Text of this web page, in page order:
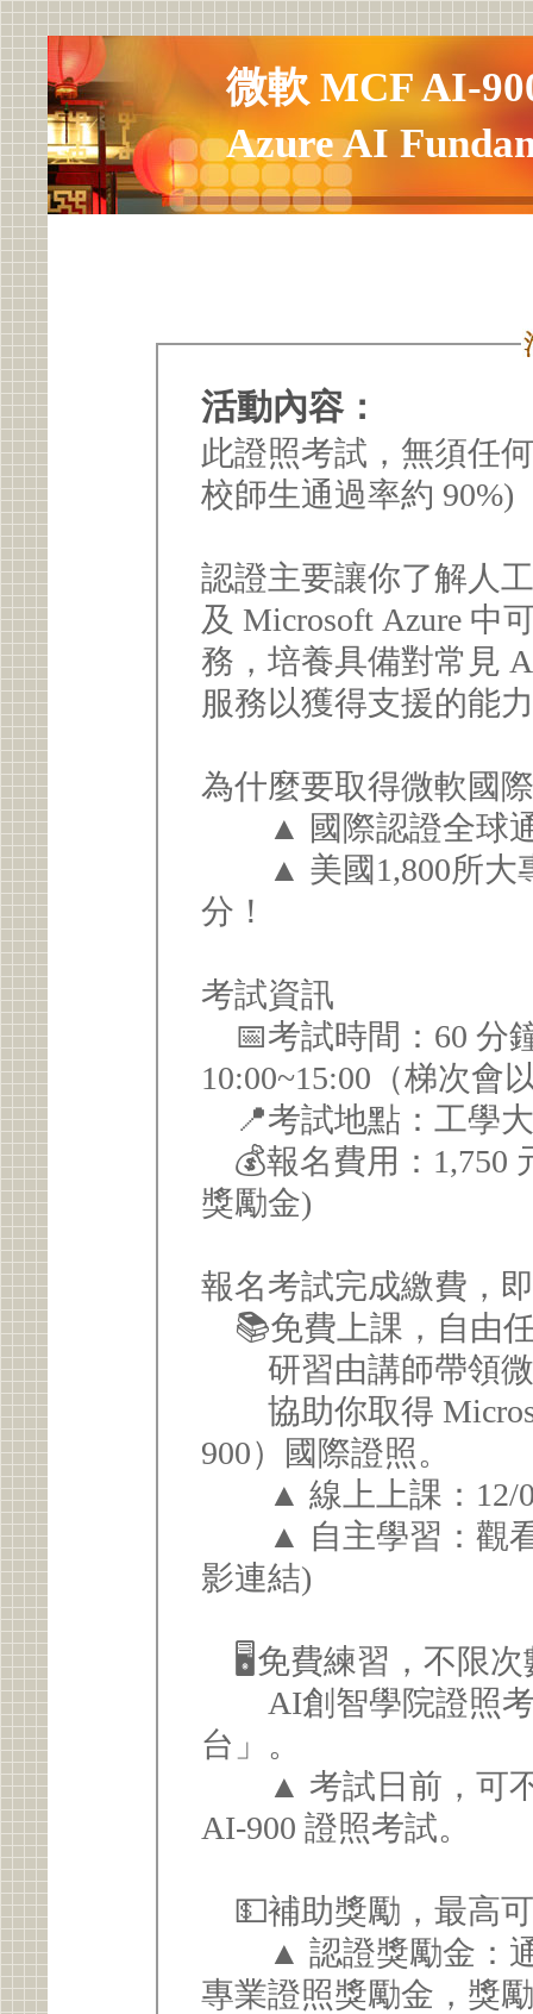
微軟 MCF AI-
Azure AI
活動內容：
此證照考試，無須任
校師生通過率約 90%)
認證主要讓你了解人
及 Microsoft Azure 中
務，培養具備對常見
服務以獲得支援的能
為什麼要取得微軟國
▲ 國際認證全球通
▲ 美國1,800所大專
分！
考試資訊
📅考試時間：60 分
10:00~15:00（梯次會
📍考試地點：工學
💰報名費用：1,750
獎勵金)
報名考試完成繳費，
📚免費上課，自由
研習由講師帶領微
協助你取得
900）國際證照。
▲ 線上上課：12/06
▲ 自主學習：觀看
影連結)
🖥️免費練習，不限
AI創智學院證照考
台」。
▲ 考試日前，可不
AI-900 證照考試。
💵補助獎勵，最高
▲ 認證獎勵金：通
專業證照獎勵金，獎